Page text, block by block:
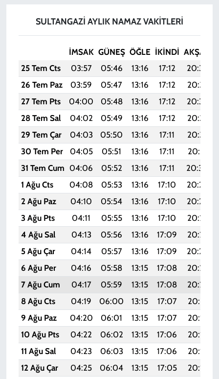
SULTANGAZİ AYLIK NAMAZ VAKITLERI
İMSAK GÜNEŞ ÖĞLE İKINDI AKŞAM
25 Tem Cts
03:57 05:46 13:16 17:12 20:36
26 Tem Paz
03:59 05:47 13:16 17:12 20:35
27 Tem Pts
04:00 05:48 13:16 17:12 20:34
28 Tem Sal
04:02 05:49 13:16 17:12 20:33
29 Tem Çar
04:03 05:50 13:16 17:11 20:32
30 Tem Per
04:05 05:51 13:16 17:11 20:31
31 Tem Cum 04:06 05:52 13:16 17:11 20:30
1 Ağu Cts
04:08 05:53 13:16 17:10 20:29
2 Ağu Paz
04:10 05:54 13:16 17:10 20:28
3 Ağu Pts
04:11 05:55 13:16 17:10 20:27
4 Ağu Sal
04:13 05:56 13:16 17:09 20:25
5 Ağu Çar
04:14 05:57 13:16 17:09 20:24
6 Ağu Per
04:16 05:58 13:15 17:08 20:23
7 Ağu Cum
04:17 05:59 13:15 17:08 20:22
8 Ağu Cts
04:19 06:00 13:15 17:07 20:21
9 Ağu Paz
04:20 06:01 13:15 17:07 20:19
10 Ağu Pts
04:22 06:02 13:15 17:06 20:18
11 Ağu Sal
04:23 06:03 13:15 17:06 20:17
12 Ağu Çar
04:25 06:04 13:15 17:05 20:15